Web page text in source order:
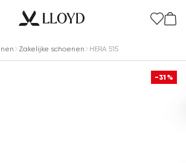
Zakelijke schoenen HERA 515
-31%